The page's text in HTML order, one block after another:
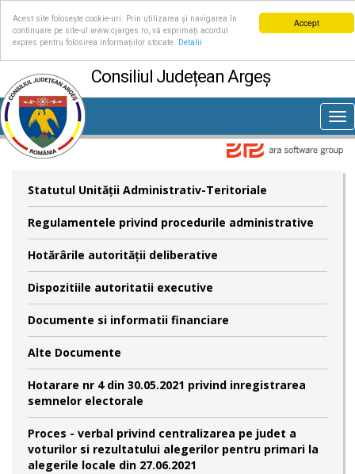
Accept
Acest site folosește cookie-uri. Prin utilizarea și navigarea în
continuare pe site-ul www.cjarges.ro, vă exprimați acordul
expres pentru folosirea informațiilor stocate.
Detalii
Consiliul Județean Argeș
Statutul Unităţii Administrativ-Teritoriale
Regulamentele privind procedurile administrative
Hotărârile autorităţii deliberative
Dispozitiile autoritatii executive
Documente si informatii financiare
Alte Documente
Hotarare nr 4 din 30.05.2021 privind inregistrarea
semnelor electorale
Proces - verbal privind centralizarea pe judet a
voturilor si rezultatului alegerilor pentru primari la
alegerile locale din 27.06.2021